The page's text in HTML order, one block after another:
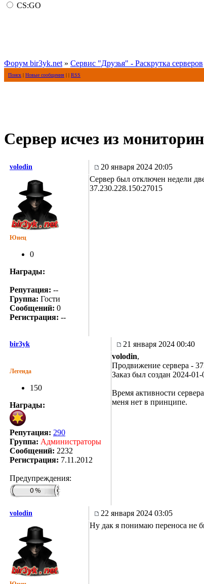
CS:GO
Форум bir3yk.net » Сервис "Друзья" - Раскрутка серверов
Поиск | Новые сообщения | | RSS
Сервер исчез из
volodin 20 января 2024 20:05
Юнец
0
Награды:
Репутация: --
Группа: Гости
Сообщений: 0
Регистрация: --
Сервер был отключен недели
37.230.228.150:27015
bir3yk 21 января 2024 00:40
Легенда
150
Награды:
Репутация: 290
Группа: Администраторы
Сообщений: 2232
Регистрация: 7.11.2012
Предупреждения:
volodin,
Продвижение сервера -
Заказ был создан 2024-
Время активности
меня нет в принципе.
volodin 22 января 2024 03:05
Ну дак я понимаю переноса не